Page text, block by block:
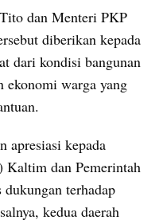
Tito dan Menteri PKP
diberikan kepada
dari kondisi bangunan
ekonomi warga yang
apresiasi kepada
Kaltim dan Pemerintah
terhadap
kedua daerah